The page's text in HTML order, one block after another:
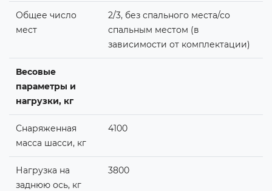
Общее число
мест
2/3, без спального места/со
спальным местом (в
зависимости от комплектации)
Весовые
параметры и
нагрузки, кг
Снаряженная
масса шасси, кг
4100
Нагрузка на
заднюю ось, кг
3800